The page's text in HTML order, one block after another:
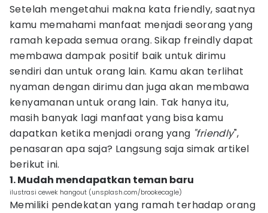
Setelah mengetahui makna kata friendly, saatnya
kamu memahami manfaat menjadi seorang yang
ramah kepada semua orang. Sikap freindly dapat
membawa dampak positif baik untuk dirimu
sendiri dan untuk orang lain. Kamu akan terlihat
nyaman dengan dirimu dan juga akan membawa
kenyamanan untuk orang lain. Tak hanya itu,
masih banyak lagi manfaat yang bisa kamu
dapatkan ketika menjadi orang yang "friendly",
penasaran apa saja? Langsung saja simak artikel
berikut ini.
1. Mudah mendapatkan teman baru
ilustrasi cewek hangout (unsplash.com/brookecagle)
Memiliki pendekatan yang ramah terhadap orang